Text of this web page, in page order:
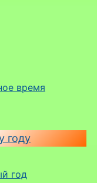
время
году
год